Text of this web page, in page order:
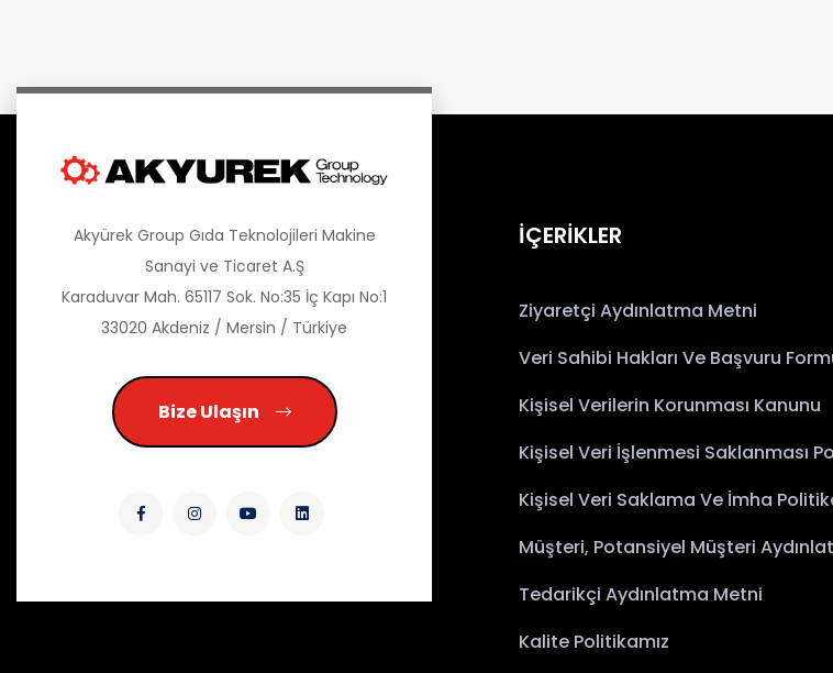
Akyürek Group Gıda Teknolojileri Makine
Sanayi ve Ticaret A.Ş
Karaduvar Mah. 65117 Sok. No:35 İç Kapı No:1
33020 Akdeniz / Mersin / Türkiye
Bize Ulaşın
İÇERİKLER
Ziyaretçi Aydınlatma Metni
Veri Sahibi Hakları Ve Başvuru
Kişisel Verilerin Korunması Kanunu
Kişisel Veri İşlenmesi Saklanması
Kişisel Veri Saklama Ve İmha
Müşteri, Potansiyel Müşteri
Tedarikçi Aydınlatma Metni
Kalite Politikamız